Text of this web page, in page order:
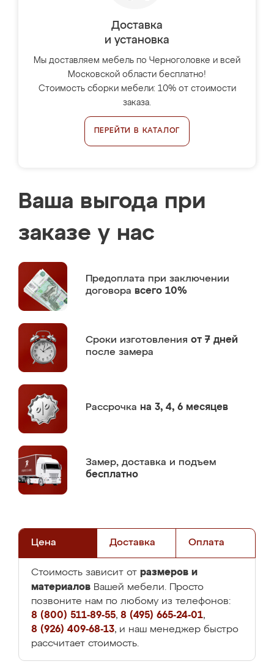
Доставка
и установка
Мы доставляем мебель по Черноголовке и всей
Московской области бесплатно!
Стоимость сборки мебели: 10% от стоимости
заказа.
ПЕРЕЙТИ В КАТАЛОГ
Ваша выгода при
заказе у нас
Предоплата при заключении
договора всего 10%
Сроки изготовления от 7 дней
после замера
Рассрочка на 3, 4, 6 месяцев
Замер, доставка и подъем
бесплатно
Цена Доставка Оплата
Стоимость зависит от размеров и
материалов Вашей мебели. Просто
позвоните нам по любому из телефонов:
8 (800) 511-89-55, 8 (495) 665-24-01,
8 (926) 409-68-13, и наш менеджер быстро
рассчитает стоимость.